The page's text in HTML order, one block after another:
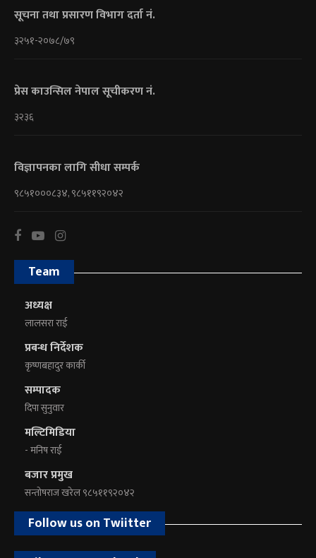
सूचना तथा प्रसारण विभाग दर्ता नं.
३२५१-२०७८/७९
प्रेस काउन्सिल नेपाल सूचीकरण नं.
३२३६
विज्ञापनका लागि सीधा सम्पर्क
९८५१०००८३४, ९८५११९२०४२
Team
अध्यक्ष
लालसरा राई
प्रबन्ध निर्देशक
कृष्णबहादुर कार्की
सम्पादक
दिपा सुनुवार
मल्टिमिडिया
- मनिष राई
बजार प्रमुख
सन्तोषराज खरेल ९८५११९२०४२
Follow us on Twiitter